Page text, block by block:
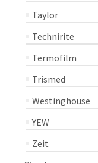
Taylor
Technirite
Termofilm
Trismed
Westinghouse
YEW
Zeit